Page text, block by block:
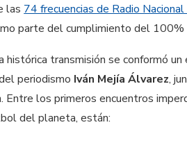
las 74 frecuencias de Radio
parte del cumplimiento del
histórica transmisión se conformó
periodismo Iván Mejía Álvarez,
Entre los primeros encuentros
del planeta, están: